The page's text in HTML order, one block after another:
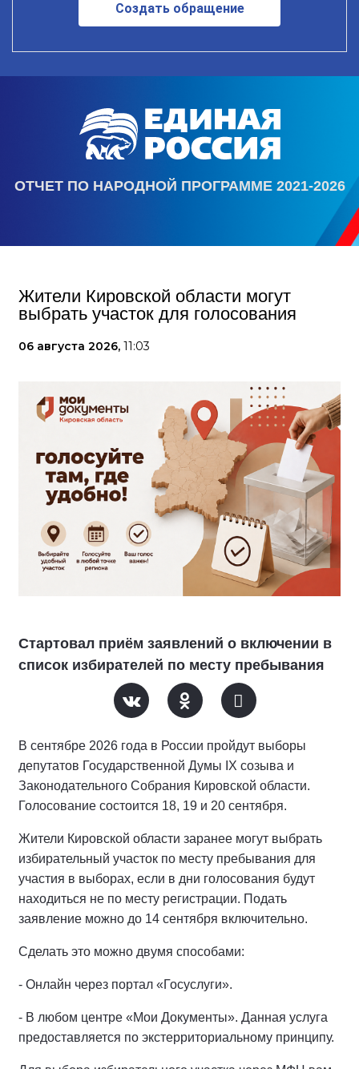
Создать обращение
ОТЧЕТ ПО НАРОДНОЙ ПРОГРАММЕ 2021-2026
Жители Кировской области могут
выбрать участок для голосования
06 августа 2026, 11:03
Стартовал приём заявлений о включении в
список избирателей по месту пребывания
В сентябре 2026 года в России пройдут выборы
депутатов Государственной Думы IX созыва и
Законодательного Собрания Кировской области.
Голосование состоится 18, 19 и 20 сентября.
Жители Кировской области заранее могут выбрать
избирательный участок по месту пребывания для
участия в выборах, если в дни голосования будут
находиться не по месту регистрации. Подать
заявление можно до 14 сентября включительно.
Сделать это можно двумя способами:
- Онлайн через портал «Госуслуги».
- В любом центре «Мои Документы». Данная услуга
предоставляется по экстерриториальному принципу.